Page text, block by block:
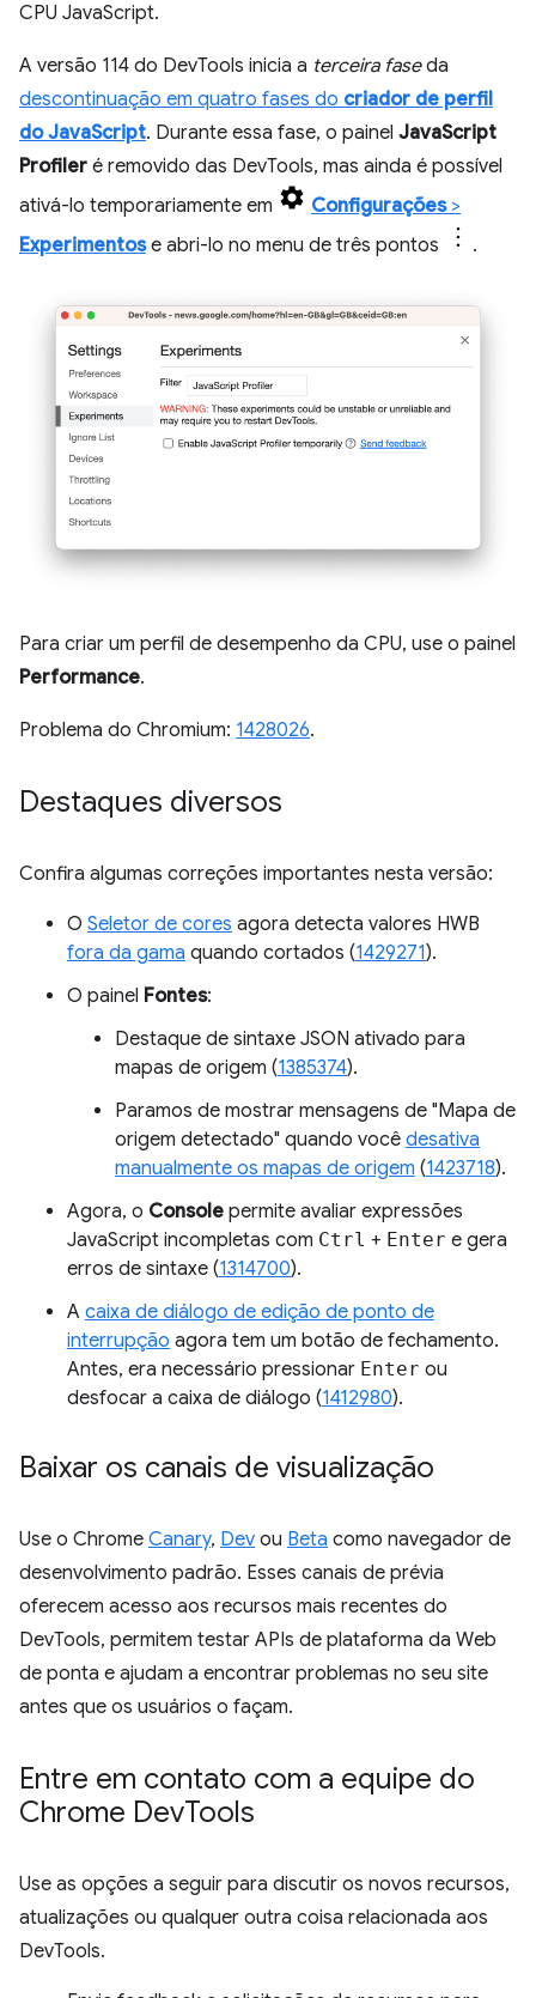
CPU JavaScript.
A versão 114 do DevTools inicia a terceira faseda
descontinuação em quatro fases do criador de perfil
do JavaScript. Durante essa fase, o painel JavaScript
Profiler é removido das DevTools, mas ainda é possível
ativá-lo temporariamente em
Configurações>
Experimentose abri-lo no menu de três pontos .
Para criar um perfil de desempenho da CPU, use o painel
Performance.
Problema do Chromium: 1428026.
Destaques diversos
Confira algumas correções importantes nesta versão:
O Seletor de cores agora detecta valores HWB
fora da gama quando cortados (1429271).
O painel Fontes:
Destaque de sintaxe JSON ativado para
mapas de origem (1385374).
Paramos de mostrar mensagens de "Mapa de
origem detectado" quando você desativa
manualmente os mapas de origem (1423718).
Agora, o Console permite avaliar expressões
JavaScript incompletas com Ctrl + Enter e gera
erros de sintaxe (1314700).
A caixa de diálogo de edição de ponto de
interrupção agora tem um botão de fechamento.
Antes, era necessário pressionar Enter ou
desfocar a caixa de diálogo (1412980).
Baixar os canais de visualização
Use o Chrome Canary, Dev ou Beta como navegador de
desenvolvimento padrão. Esses canais de prévia
oferecem acesso aos recursos mais recentes do
DevTools, permitem testar APIs de plataforma da Web
de ponta e ajudam a encontrar problemas no seu site
antes que os usuários o façam.
Entre em contato com a equipe do
Chrome DevTools
Use as opções a seguir para discutir os novos recursos,
atualizações ou qualquer outra coisa relacionada aos
DevTools.